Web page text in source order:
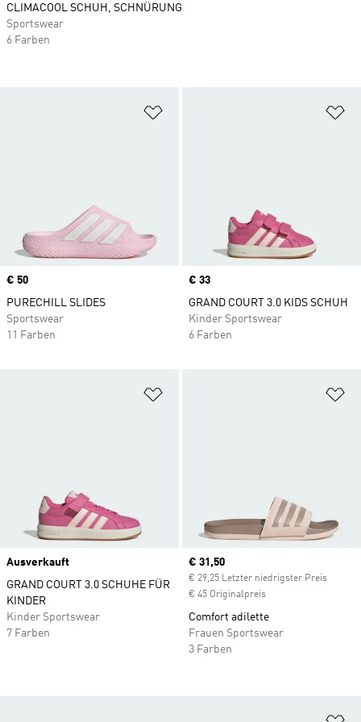
Price
€ 50
PURECHILL SLIDES
Sportswear
11 Farben
Price
€ 33
GRAND COURT 3.0 KIDS SCHUH
Kinder Sportswear
6 Farben
Ausverkauft
GRAND COURT 3.0 SCHUHE FÜR
KINDER
Kinder Sportswear
7 Farben
Current price
€ 31,50
€ 29,25 Letzter niedrigster Preis
€ 45 Originalpreis
Comfort adilette
Frauen Sportswear
3 Farben
CLIMACOOL SCHUH, SCHNÜRUNG
Sportswear
6 Farben